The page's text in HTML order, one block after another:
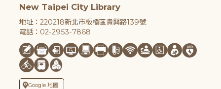
New Taipei City Library
地址：220218新北市板橋區貴興路139號
電話：02-2953-7868
Google 地圖